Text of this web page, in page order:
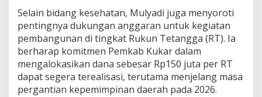
Selain bidang kesehatan, Mulyadi juga menyoroti
pentingnya dukungan anggaran untuk kegiatan
pembangunan di tingkat Rukun Tetangga (RT). Ia
berharap komitmen Pemkab Kukar dalam
mengalokasikan dana sebesar Rp150 juta per RT
dapat segera terealisasi, terutama menjelang masa
pergantian kepemimpinan daerah pada 2026.